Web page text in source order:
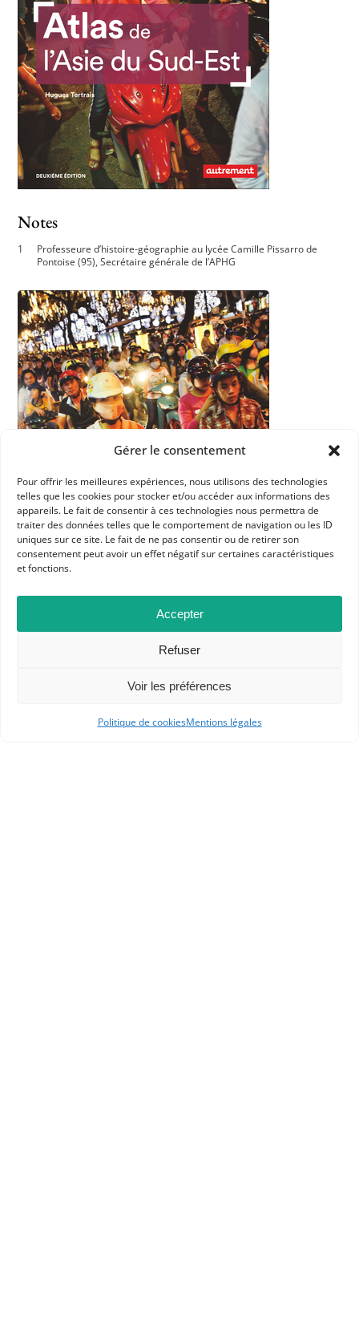
Gérer le consentement
Pour offrir les meilleures expériences, nous utilisons des technologies
telles que les cookies pour stocker et/ou accéder aux informations des
appareils. Le fait de consentir à ces technologies nous permettra de
traiter des données telles que le comportement de navigation ou les ID
uniques sur ce site. Le fait de ne pas consentir ou de retirer son
consentement peut avoir un effet négatif sur certaines caractéristiques
et fonctions.
Accepter
Refuser
Voir les préférences
Politique de cookiesMentions légales
Notes
Professeure d’histoire-géographie au lycée Camille Pissarro de
Pontoise (95), Secrétaire générale de l’APHG
Dans les catégories